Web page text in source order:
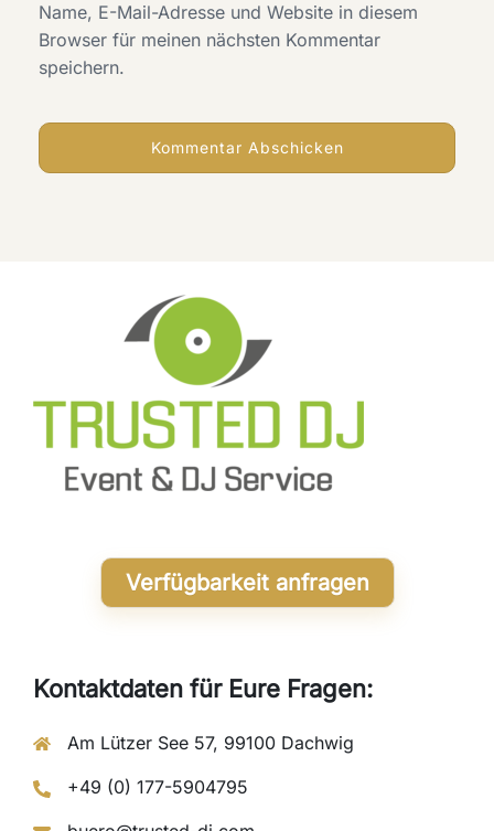
Name, E-Mail-Adresse und Website in diesem
Browser für meinen nächsten Kommentar
speichern.
Verfügbarkeit anfragen
Kontaktdaten für Eure Fragen:
Am Lützer See 57, 99100 Dachwig
+49 (0) 177-5904795